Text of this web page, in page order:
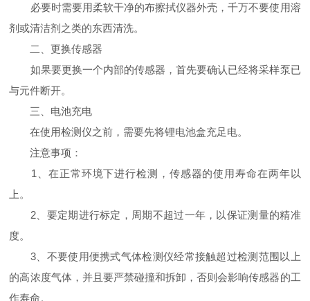
必要时需要用柔软干净的布擦拭仪器外壳，千万不要使用溶
剂或清洁剂之类的东西清洗。
二、更换传感器
如果要更换一个内部的传感器，首先要确认已经将采样泵已
与元件断开。
三、电池充电
在使用检测仪之前，需要先将锂电池盒充足电。
注意事项：
1、在正常环境下进行检测，传感器的使用寿命在两年以
上。
2、要定期进行标定，周期不超过一年，以保证测量的精准
度。
3、不要使用便携式气体检测仪经常接触超过检测范围以上
的高浓度气体，并且要严禁碰撞和拆卸，否则会影响传感器的工
作寿命。